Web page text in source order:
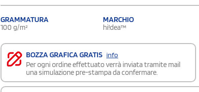
GRAMMATURA
100 g/m²
MARCHIO
hi!dea™
BOZZA GRAFICA GRATIS info
Per ogni ordine effettuato verrà inviata tramite mail
una simulazione pre-stampa da confermare.